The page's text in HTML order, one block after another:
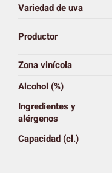
Variedad de uva
Productor
Zona vinícola
Alcohol (%)
Ingredientes y
alérgenos
Capacidad (cl.)